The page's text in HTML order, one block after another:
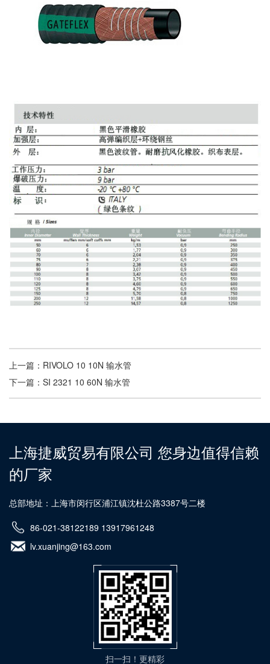
上一篇： RIVOLO 10 10N 输水管
下一篇： SI 2321 10 60N 输水管
上海捷威贸易有限公司 您身边值得信赖
的厂家
总部地址：上海市闵行区浦江镇沈杜公路3387号二楼
86-021-38122189 13917961248
lv.xuanjing@163.com
扫一扫！更精彩